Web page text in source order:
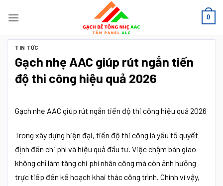
qua
nội
0
TIN TỨC
Gạch nhẹ AAC giúp rút ngắn tiến
độ thi công hiệu quả 2026
Gạch nhẹ AAC giúp rút ngắn tiến độ thi công hiệu quả 2026
Trong xây dựng hiện đại, tiến độ thi công là yếu tố quyết
định đến chi phí và hiệu quả đầu tư. Việc chậm bàn giao
không chỉ làm tăng chi phí nhân công mà còn ảnh hưởng
trực tiếp đến kế hoạch khai thác công trình. Chính vì vậy,